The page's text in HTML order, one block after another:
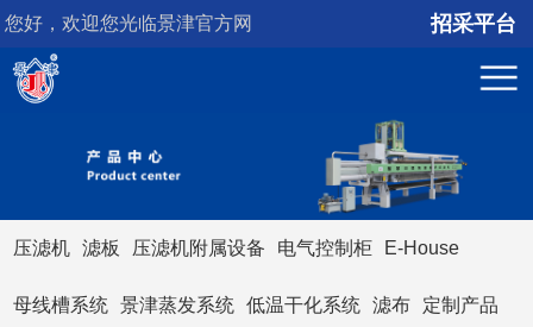
您好，欢迎您光临景津官方网
站！
招采平台
压滤机 滤板 压滤机附属设备 电气控制柜 E-House
母线槽系统 景津蒸发系统 低温干化系统 滤布 定制产品